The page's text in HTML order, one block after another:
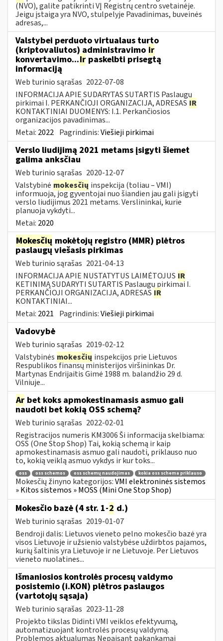
(NVO), galite patikrinti VĮ Registrų centro svetainėje.
Jeigu įstaiga yra NVO, stulpelyje Pavadinimas, buveinės
adresas,...
Valstybei perduoto virtualaus turto
(kriptovaliutos) administravimo ir
konvertavimo...Ir paskelbti prisegtą
informaciją
Web turinio sąrašas 2022-07-08
INFORMACIJA APIE SUDARYTAS SUTARTIS Paslaugų
pirkimai I. PERKANČIOJI ORGANIZACIJA, ADRESAS IR
KONTAKTINIAI DUOMENYS: I.1. Perkančiosios
organizacijos pavadinimas...
Metai: 2022 Pagrindinis:Viešieji pirkimai
Verslo liudijimą 2021 metams įsigyti šiemet
galima anksčiau
Web turinio sąrašas 2020-12-07
Valstybinė mokesčių inspekcija (toliau – VMI)
informuoja, jog gyventojai nuo šiandien jau gali įsigyti
verslo liudijimus 2021 metams. Verslininkai, kurie
planuoja vykdyti...
Metai: 2020
Mokesčių mokėtojų registro (MMR) plėtros
paslaugų viešasis pirkimas
Web turinio sąrašas 2021-04-13
INFORMACIJA APIE NUSTATYTUS LAIMĖTOJUS IR
KETINIMĄ SUDARYTI SUTARTIS Paslaugų pirkimai I.
PERKANČIOJI ORGANIZACIJA, ADRESAS IR
KONTAKTINIAI...
Metai: 2021 Pagrindinis:Viešieji pirkimai
Vadovybė
Web turinio sąrašas 2019-02-12
Valstybinės mokesčių inspekcijos prie Lietuvos
Respublikos finansų ministerijos viršininkas Dr.
Martynas Endrijaitis Gimė 1988 m. balandžio 29 d.
Vilniuje...
Ar bet koks apmokestinamasis asmuo gali
naudoti bet kokią OSS schemą?
Web turinio sąrašas 2022-02-01
Registracijos numeris KM3006 Ši informacija skelbiama:
OSS (One Stop Shop) Tai, kokią schemą ir kaip
apmokestinamasis asmuo gali naudoti, priklauso nuo
to, kokią veiklą asmuo vykdys ir kur toks...
oss oss schemos oss schemų naudojimas kokia oss schema priklauso
Mokesčių žinyno kategorijos:VMI elektroninės sistemos
» Kitos sistemos » MOSS (Mini One Stop Shop)
Mokesčio bazė (4 str. 1-2 d.)
Web turinio sąrašas 2019-01-07
Bendroji dalis: Lietuvos vieneto pelno mokesčio bazė yra
visos Lietuvoje ir užsienio valstybėse uždirbtos pajamos,
kurių šaltinis yra Lietuvoje ir ne Lietuvoje. Per Lietuvos
vieneto nuolatines...
Išmaniosios kontrolės procesų valdymo
posistemio (i.KON) plėtros paslaugos
(vartotojų sąsaja)
Web turinio sąrašas 2023-11-28
Projekto tikslas Didinti VMI veiklos efektyvumą,
automatizuojant kontrolės procesų valdymą.
Problemos aktualumas Nepaisant pakankamai